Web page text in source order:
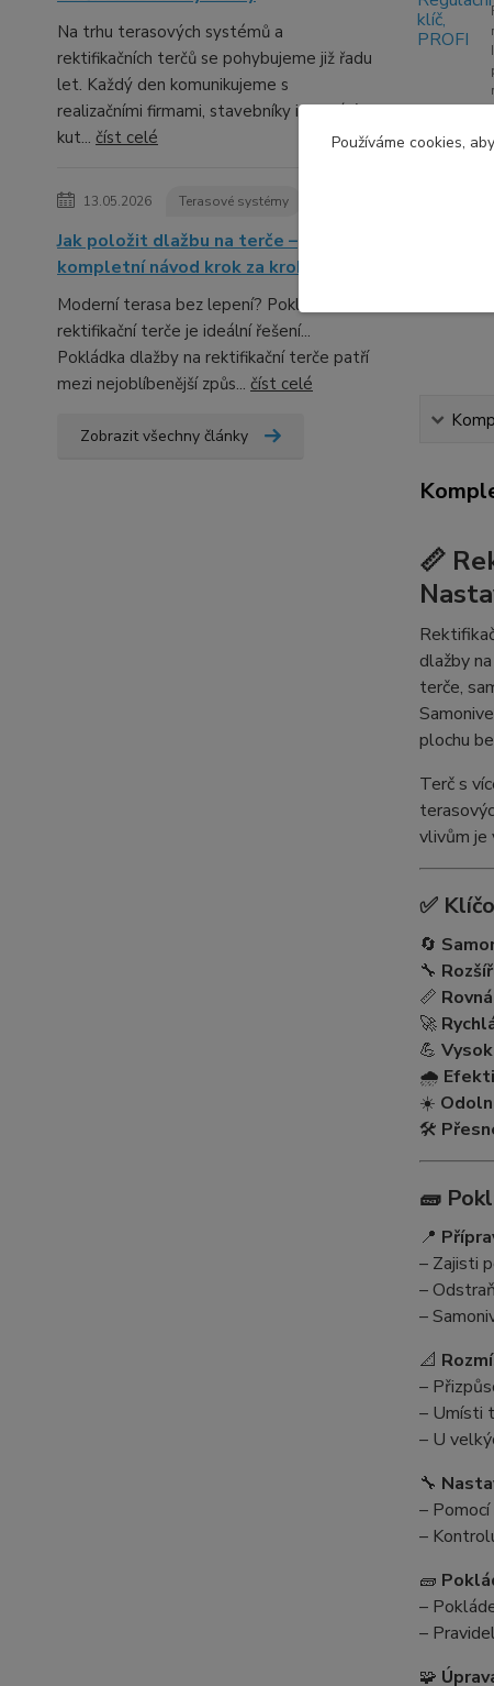
Na trhu terasových systémů a
rektifikačních terčů se pohybujeme již řadu
let. Každý den komunikujeme s
realizačními firmami, stavebníky i domácími
kut... číst celé
13.05.2026 Terasové systémy
Jak položit dlažbu na terče –
kompletní návod krok za krokem
Moderní terasa bez lepení? Pokládka na
rektifikační terče je ideální řešení...
Pokládka dlažby na rektifikační terče patří
mezi nejoblíbenější způs... číst celé
Zobrazit všechny články
📏
dlažby
terče,
plochu
Terč s
vlivům je
✅
🔄
🔧
📏
🚀
💪
🌧️
☀️
🛠️
🧱
📍
– Zajisti
–
–
📐
–
– Umísti
– U
🔧
–
–
🧱
–
–
🧩
Používáme cookies,